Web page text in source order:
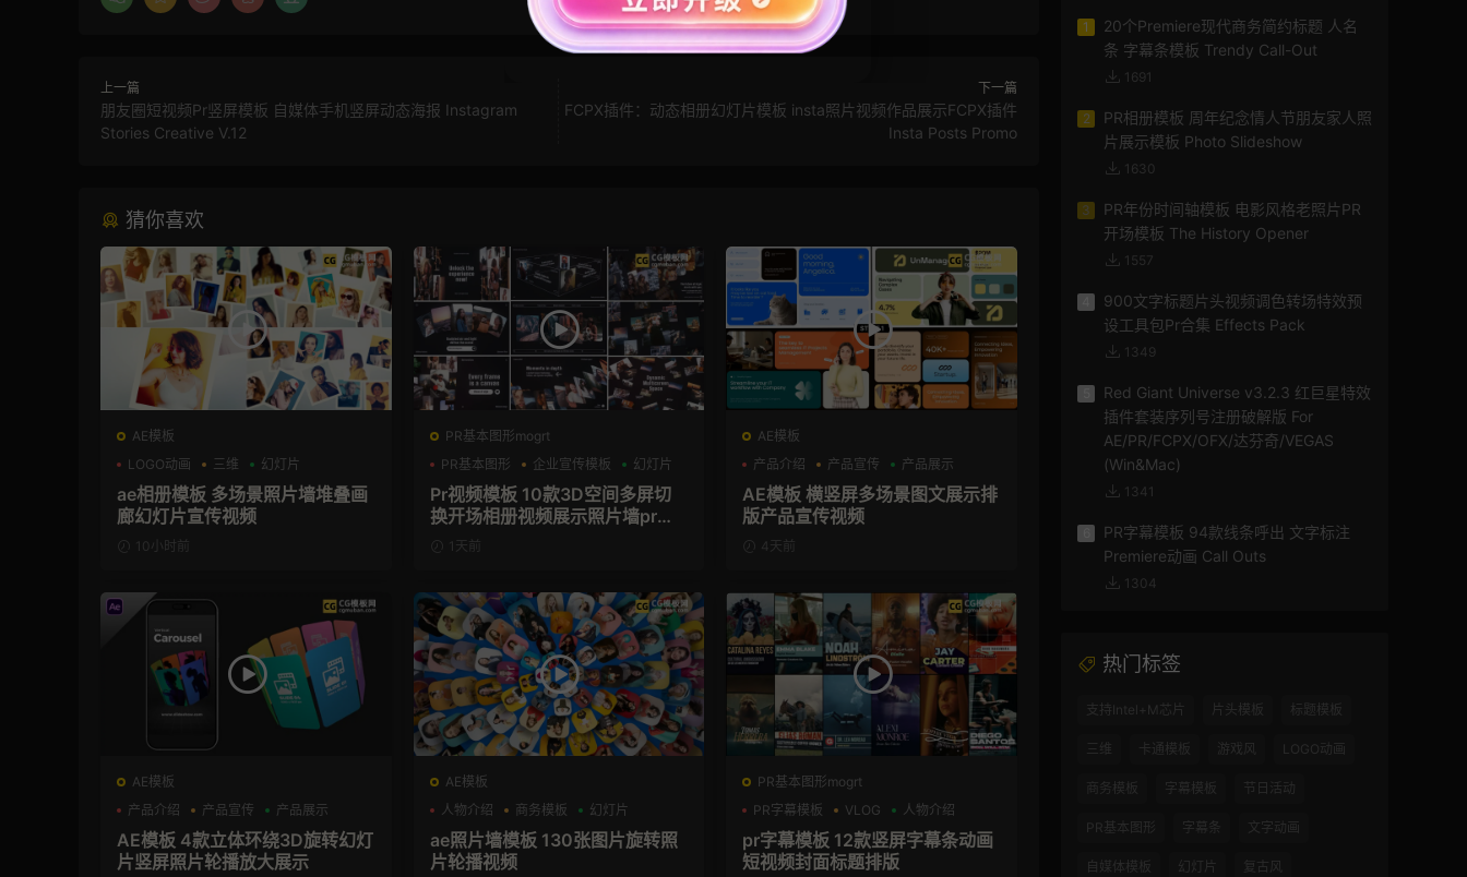
上一篇
朋友圈短视频Pr竖屏模板 自媒体手机竖屏动态海报 Instagram
Stories Creative V.12
下一篇
FCPX插件：动态相册幻灯片模板 insta照片视频作品展示FCPX插件
Insta Posts Promo
猜你喜欢
AE模板
LOGO动画
三维 幻灯片
ae相册模板 多场景照片墙堆叠画
廊幻灯片宣传视频
10小时前
PR基本图形mogrt
PR基本图形
企业宣传模板 幻灯片
Pr视频模板 10款3D空间多屏切
换开场相册视频展示照片墙pr模
1天前
AE模板
产品介绍
产品宣传 产品展示
AE模板 横竖屏多场景图文展示排
版产品宣传视频
4天前
AE模板
产品介绍
产品宣传 产品展示
AE模板 4款立体环绕3D旋转幻灯
片竖屏照片轮播放大展示
AE模板
人物介绍
商务模板 幻灯片
ae照片墙模板 130张图片旋转照
片轮播视频
PR基本图形mogrt
PR字幕模板
VLOG 人物介绍
pr字幕模板 12款竖屏字幕条动画
短视频封面标题排版
1
20个Premiere现代商务简约标题 人名
条 字幕条模板 Trendy Call-Out
1691
2
PR相册模板 周年纪念情人节朋友家人照
片展示模板 Photo Slideshow
1630
3
PR年份时间轴模板 电影风格老照片PR
开场模板 The History Opener
1557
900文字标题片头视频调色转场特效预
设工具包Pr合集 Effects Pack
1349
Red Giant Universe v3.2.3 红巨星特效
插件套装序列号注册破解版 For
AE/PR/FCPX/OFX/达芬奇/VEGAS
(Win&Mac)
1341
PR字幕模板 94款线条呼出 文字标注
Premiere动画 Call Outs
1304
热门标签
支持Intel+M芯片 片头模板 标题模板
三维 卡通模板 游戏风 LOGO动画
商务模板 字幕模板 节日活动
PR基本图形 字幕条 文字动画
自媒体模板 幻灯片 复古风